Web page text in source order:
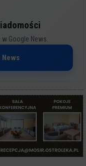
Google News.
News